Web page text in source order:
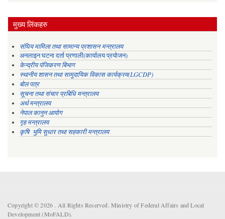
मुख्य लिंकहरु
संघिय मामिला तथा सामान्य प्रशासन मन्त्रालय
अनलाइन घटना दर्ता प्रणाली(कार्यालय प्रयोजन)
केन्द्रीय पंजिकरण बिभाग
स्थानीय शासन तथा सामुदायिक विकास कार्यक्रम(LGCDP)
बोल पत्र
सूचना तथा संचार प्रबिधि मन्त्रालय
अर्थ मन्त्रालय
नेपाल कानुन आयोग
गृह मन्त्रालय
कृषि भुमि सुधार तथा सहकारी मन्त्रालय
Copyright © 2026 . All Rights Reserved. Ministry of Federal Affairs and Local
Development (MoFALD).